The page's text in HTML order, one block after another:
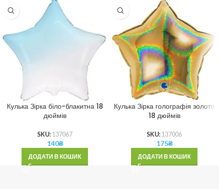
Кулька Зірка біло-блакитна 18
дюймів
SKU: 137067
140₴
ДОДАТИ В КОШИК
Кулька Зірка голографія золото
18 дюймів
SKU: 137006
175₴
ДОДАТИ В КОШИК